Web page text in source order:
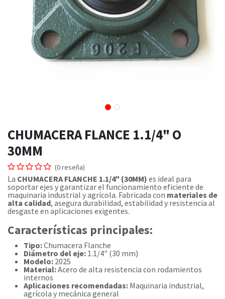
CHUMACERA FLANCE 1.1/4" O
30MM
(0 reseña)
La CHUMACERA FLANCHE 1.1/4" (30MM) es ideal para
soportar ejes y garantizar el funcionamiento eficiente de
maquinaria industrial y agrícola. Fabricada con materiales de
alta calidad, asegura durabilidad, estabilidad y resistencia al
desgaste en aplicaciones exigentes.
Características principales:
Tipo:Chumacera Flanche
Diámetro del eje: 1.1/4" (30 mm)
Modelo: 2025
Material:Acero de alta resistencia con rodamientos
internos
Aplicaciones recomendadas: Maquinaria industrial,
agrícola y mecánica general